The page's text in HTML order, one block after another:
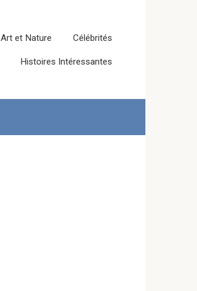
Art et Nature Célébrités
Histoires Intéressantes